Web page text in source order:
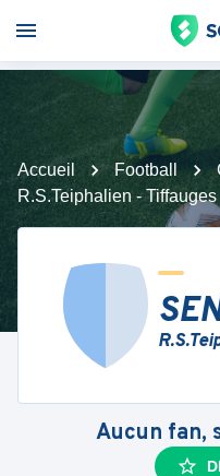
Accueil Football
R.S.Teiphalien - Tiffauges
Aucun fan,